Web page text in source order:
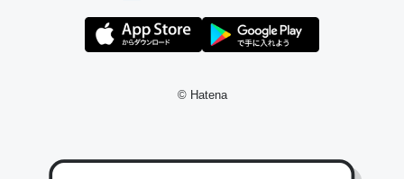
たいなのでネット環境作ったけどAlexaしか使わないので
© Hatena